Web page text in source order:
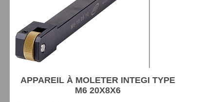
APPAREIL À MOLETER INTEGI TYPE
M6 20X8X6